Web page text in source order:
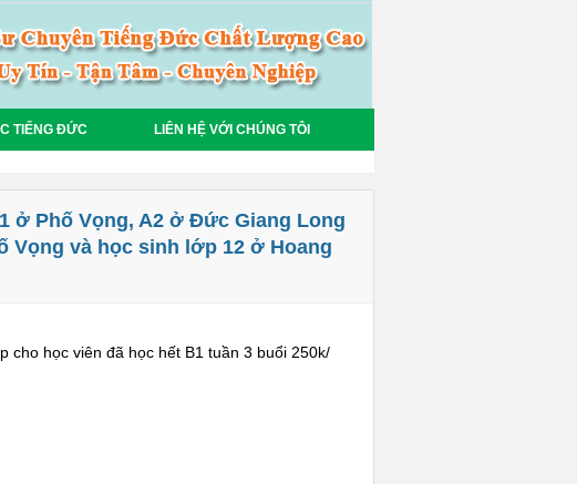
TIẾNG ĐỨC LIÊN HỆ VỚI CHÚNG TÔI
ở Phố Vọng, A2 ở Đức Giang Long
Vọng và học sinh lớp 12 ở Hoang
cho học viên đã học hết B1 tuần 3 buổi 250k/